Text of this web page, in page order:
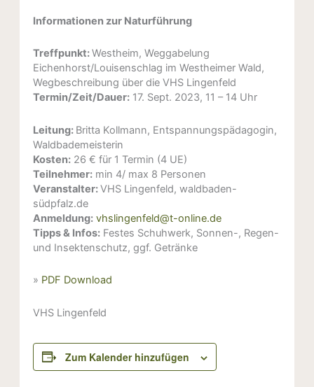
Informationen zur Naturführung
Treffpunkt:Westheim, Weggabelung
Eichenhorst/Louisenschlag im Westheimer Wald,
Wegbeschreibung über die VHS Lingenfeld
Termin/Zeit/Dauer: 17. Sept. 2023, 11 – 14 Uhr
Leitung: Britta Kollmann, Entspannungspädagogin,
Waldbademeisterin
Kosten: 26 € für 1 Termin (4 UE)
Teilnehmer: min 4/ max 8 Personen
Veranstalter:VHS Lingenfeld, waldbaden-
südpfalz.de
Anmeldung: vhslingenfeld@t-online.de
Tipps & Infos: Festes Schuhwerk, Sonnen-, Regen-
und Insektenschutz, ggf. Getränke
» PDF Download
VHS Lingenfeld
Zum Kalender hinzufügen